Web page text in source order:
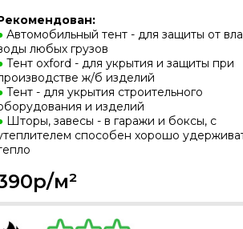
м²
Автомобильный тент - для защиты от
любых грузов
Тент oxford - для укрытия и защиты при
ж/б изделий
Тент - для укрытия строительного
и изделий
Шторы, завесы - в гаражи и боксы, с
способен хорошо